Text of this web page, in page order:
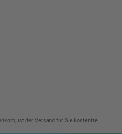
ist der Versand für Sie kostenfrei.